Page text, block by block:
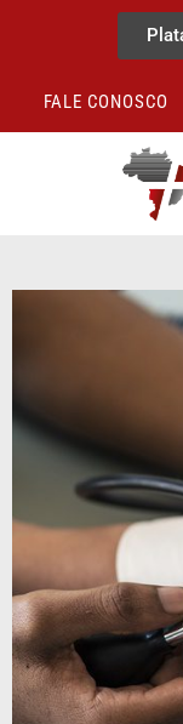
FALE CONOSCO